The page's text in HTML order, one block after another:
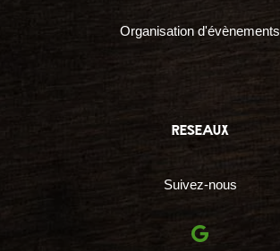
Organisation d'évènements
reseaux
Suivez-nous